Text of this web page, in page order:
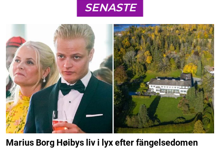
SENASTE
Marius Borg Høibys liv i lyx efter fängelsedomen